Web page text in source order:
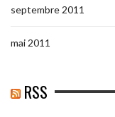
septembre 2011
mai 2011
RSS